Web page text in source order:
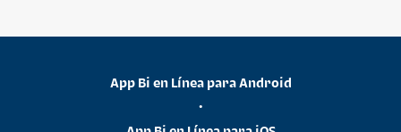
App Bi en Línea para Android
•